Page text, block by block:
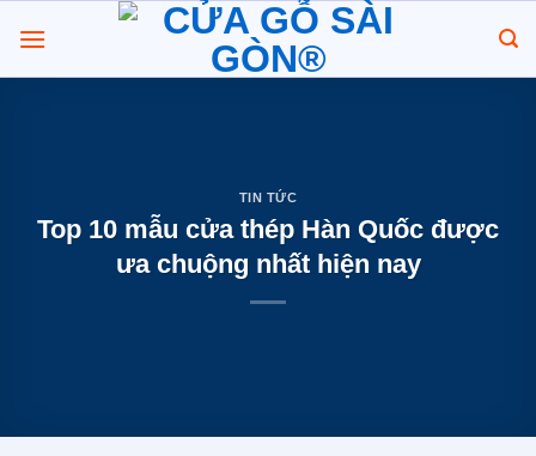
đến
nội
TIN TỨC
Top 10 mẫu cửa thép Hàn Quốc được
ưa chuộng nhất hiện nay